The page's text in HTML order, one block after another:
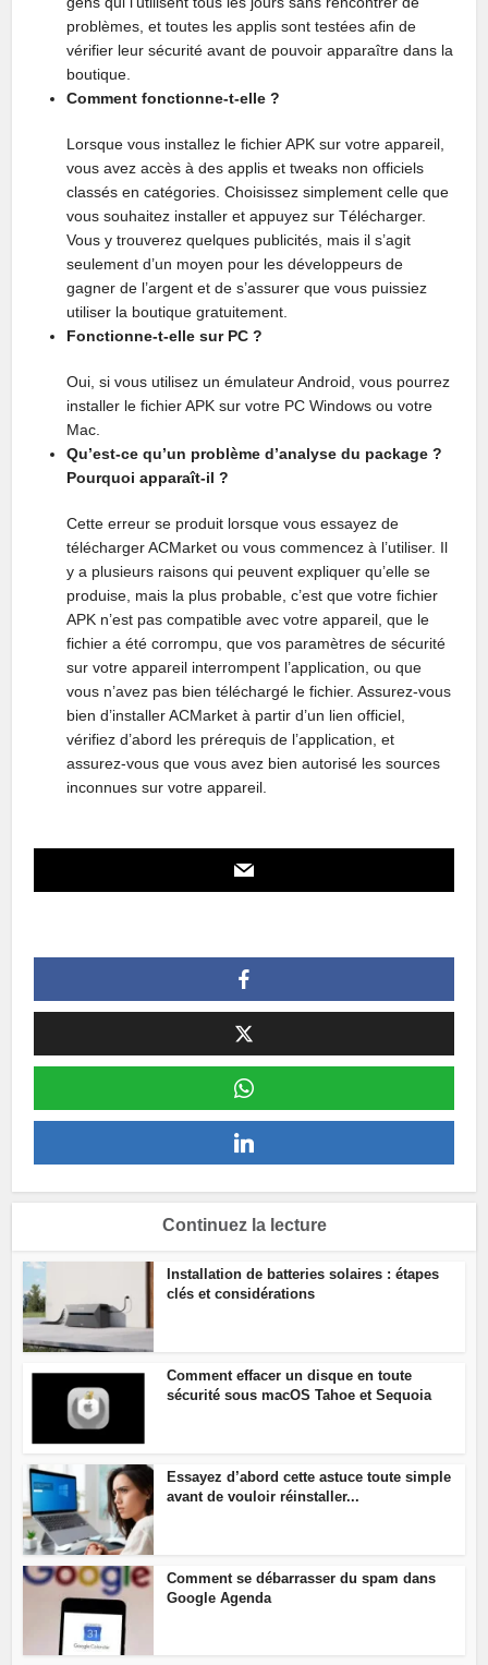
problèmes, et toutes les applis sont testées afin de
vérifier leur sécurité avant de pouvoir apparaître dans la
boutique.
Comment fonctionne-t-elle ?
Lorsque vous installez le fichier APK sur votre appareil,
vous avez accès à des applis et tweaks non officiels
classés en catégories. Choisissez simplement celle que
vous souhaitez installer et appuyez sur Télécharger.
Vous y trouverez quelques publicités, mais il s’agit
seulement d’un moyen pour les développeurs de
gagner de l’argent et de s’assurer que vous puissiez
utiliser la boutique gratuitement.
Fonctionne-t-elle sur PC ?
Oui, si vous utilisez un émulateur Android, vous pourrez
installer le fichier APK sur votre PC Windows ou votre
Mac.
Qu’est-ce qu’un problème d’analyse du package ?
Pourquoi apparaît-il ?
Cette erreur se produit lorsque vous essayez de
télécharger ACMarket ou vous commencez à l’utiliser. Il
y a plusieurs raisons qui peuvent expliquer qu’elle se
produise, mais la plus probable, c’est que votre fichier
APK n’est pas compatible avec votre appareil, que le
fichier a été corrompu, que vos paramètres de sécurité
sur votre appareil interrompent l’application, ou que
vous n’avez pas bien téléchargé le fichier. Assurez-vous
bien d’installer ACMarket à partir d’un lien officiel,
vérifiez d’abord les prérequis de l’application, et
assurez-vous que vous avez bien autorisé les sources
inconnues sur votre appareil.
Continuez la lecture
Installation de batteries solaires : étapes
clés et considérations
Comment effacer un disque en toute
sécurité sous macOS Tahoe et Sequoia
Essayez d’abord cette astuce toute simple
avant de vouloir réinstaller...
Comment se débarrasser du spam dans
Google Agenda